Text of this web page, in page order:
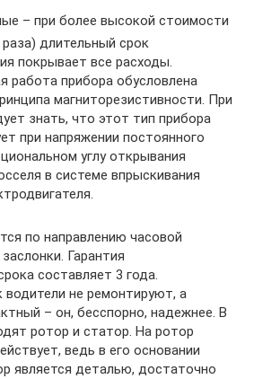
– при более высокой стоимости
длительный срок
покрывает все расходы.
работа прибора обусловлена
магниторезистивности. При
знать, что этот тип прибора
при напряжении постоянного
углу открывания
в системе впрыскивания
по направлению часовой
Гарантия
составляет 3 года.
не ремонтируют, а
– он, бесспорно, надежнее. В
ротор и статор. На ротор
ведь в его основании
является деталью, достаточно